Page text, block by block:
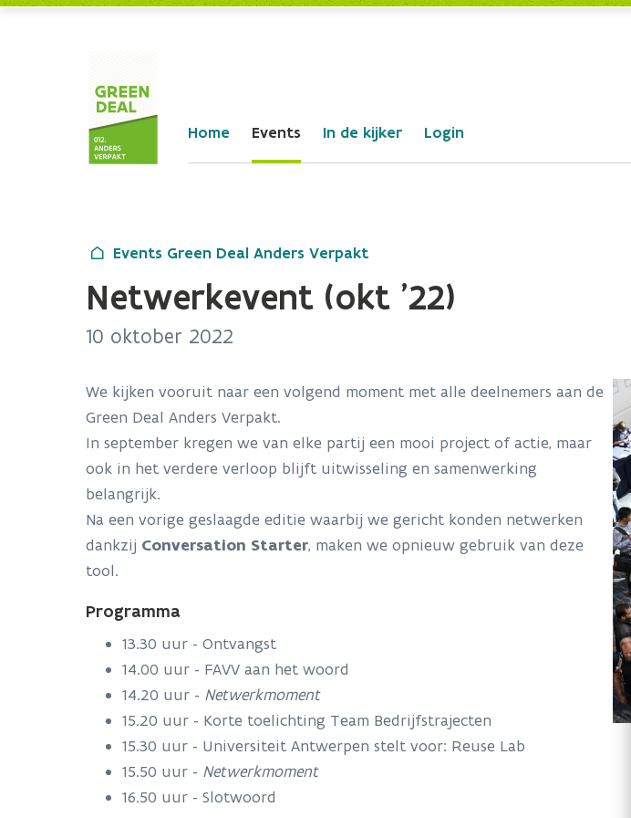
Home Events In de kijker Login
Events Green Deal Anders Verpakt
Netwerkevent (okt '22)
10 oktober 2022
We kijken vooruit naar een volgend moment met alle deelnemers aan de
Green Deal Anders Verpakt.
In september kregen we van elke partij een mooi project of actie, maar
ook in het verdere verloop blijft uitwisseling en samenwerking
belangrijk.
Na een vorige geslaagde editie waarbij we gericht konden netwerken
dankzij Conversation Starter, maken we opnieuw gebruik van deze
tool.
Programma
13.30 uur - Ontvangst
14.00 uur - FAVV aan het woord
14.20 uur - Netwerkmoment
15.20 uur - Korte toelichting Team Bedrijfstrajecten
15.30 uur - Universiteit Antwerpen stelt voor: Reuse Lab
15.50 uur - Netwerkmoment
16.50 uur - Slotwoord